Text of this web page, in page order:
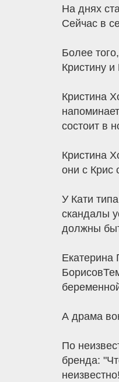
На днях
Сейчас в
Более
Кристину
Кристина
состоит в
Кристина
они с Крис
У Кати
скандалы
должны
Екатерина
А драма
По
бренда: